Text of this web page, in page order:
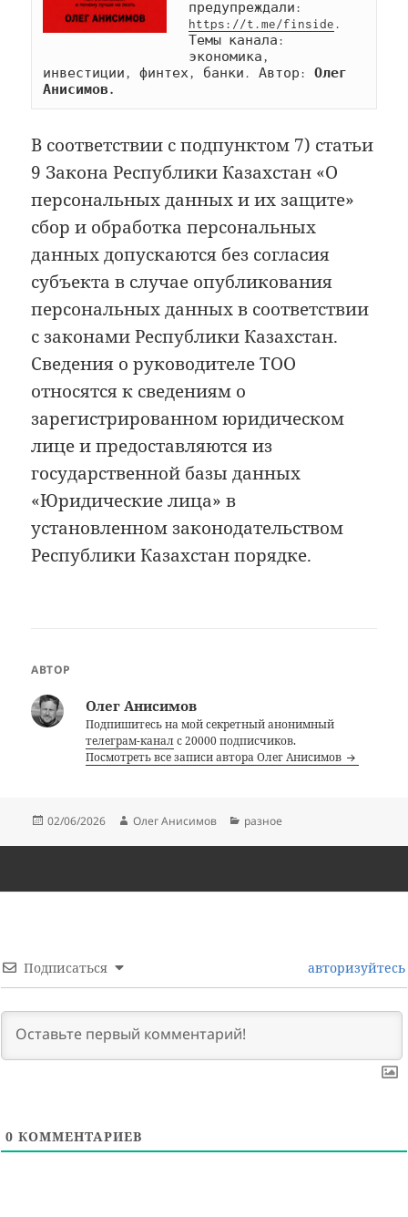
https://t.me/finside.
Темы канала:
экономика,
инвестиции, финтех, банки. Автор: Олег
Анисимов.
В соответствии с подпунктом 7) статьи
9 Закона Республики Казахстан «О
персональных данных и их защите»
сбор и обработка персональных
данных допускаются без согласия
субъекта в случае опубликования
персональных данных в соответствии
с законами Республики Казахстан.
Сведения о руководителе ТОО
относятся к сведениям о
зарегистрированном юридическом
лице и предоставляются из
государственной базы данных
«Юридические лица» в
установленном законодательством
Республики Казахстан порядке.
АВТОР
Олег Анисимов
Подпишитесь на мой секретный анонимный
телеграм-каналс 20000 подписчиков.
Посмотреть все записи автора Олег Анисимов
Опубликовано
02/06/2026 Автор
Олег Анисимов Рубрики
разное
Подписаться авторизуйтесь
0 КОММЕНТАРИЕВ